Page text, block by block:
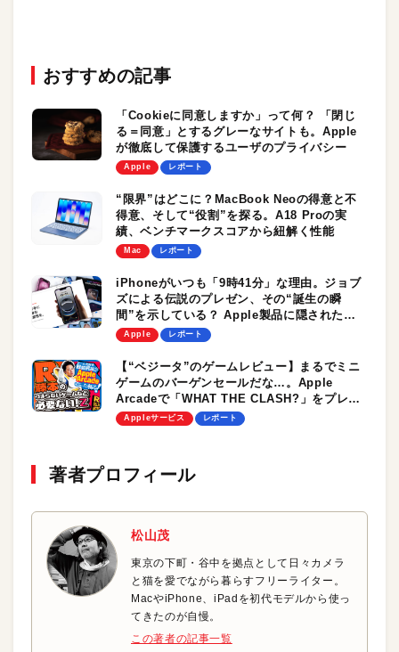
おすすめの記事
「Cookieに同意しますか」って何？ 「閉じ
る＝同意」とするグレーなサイトも。Apple
が徹底して保護するユーザのプライバシー
Apple レポート
“限界”はどこに？MacBook Neoの得意と不
得意、そして“役割”を探る。A18 Proの実
績、ベンチマークスコアから紐解く性能
Mac レポート
iPhoneがいつも「9時41分」な理由。ジョブ
ズによる伝説のプレゼン、その“誕生の瞬
間”を示している？ Apple製品に隠されたさ
まざまな時刻
Apple レポート
【“ベジータ”のゲームレビュー】まるでミニ
ゲームのバーゲンセールだな…。Apple
Arcadeで「WHAT THE CLASH?」をプレイ
／R藤本の「つまらないゲームなど必要ない！
Z」
Appleサービス レポート
著者プロフィール
松山茂
東京の下町・谷中を拠点として日々カメラ
と猫を愛でながら暮らすフリーライター。
MacやiPhone、iPadを初代モデルから使っ
てきたのが自慢。
この著者の記事一覧